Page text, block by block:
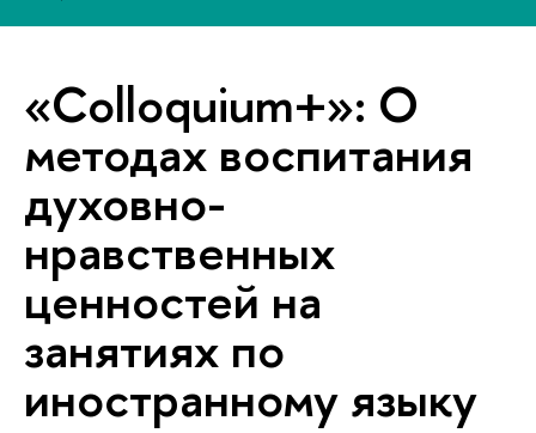
«Colloquium+»: О
методах воспитания
духовно-
нравственных
ценностей на
занятиях по
иностранному языку